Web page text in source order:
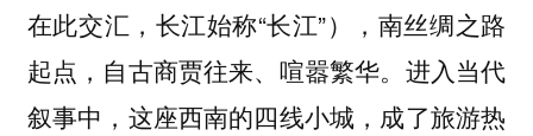
在此交汇，长江始称“长江”），南丝绸之路
起点，自古商贾往来、喧嚣繁华。进入当代
叙事中，这座西南的四线小城，成了旅游热